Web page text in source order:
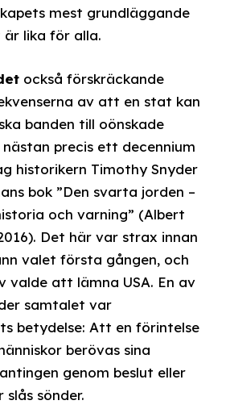
mest grundläggande
lika för alla.
också förskräckande
av att en stat kan
banden till oönskade
precis ett decennium
historikern Timothy Snyder
bok ”Den svarta jorden –
och varning” (Albert
Det här var strax innan
valet första gången, och
valde att lämna USA. En av
samtalet var
betydelse: Att en förintelse
berövas sina
genom beslut eller
sönder.